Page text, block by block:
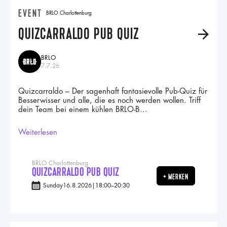
EVENT BRLO Charlottenburg
QUIZCARRALDO PUB QUIZ A
BRLO
7.7.26
Quizcarraldo – Der sagenhaft fantasievolle Pub-Quiz für
Besserwisser und alle, die es noch werden wollen. Triff
dein Team bei einem kühlen BRLO-B...
Weiterlesen
BRLO Charlottenburg
QUIZCARRALDO PUB QUIZ
Sunday16.8.2026 18:00–20:30
+ MERKEN